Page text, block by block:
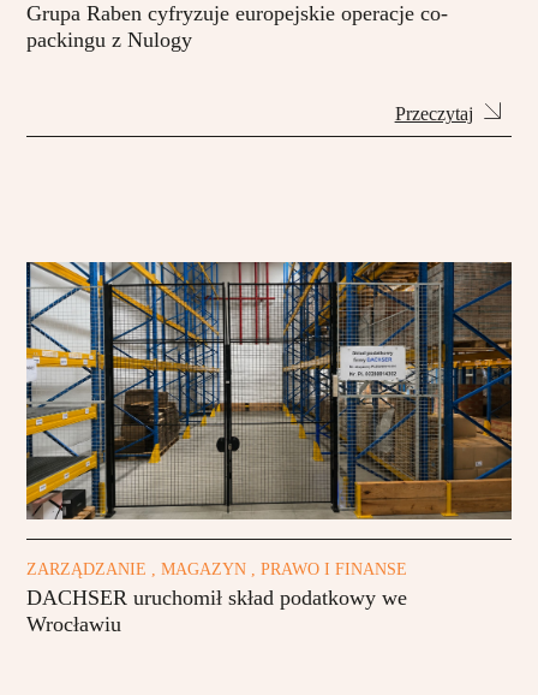
Grupa Raben cyfryzuje europejskie operacje co-
packingu z Nulogy
Przeczytaj
ZARZĄDZANIE , MAGAZYN , PRAWO I FINANSE
DACHSER uruchomił skład podatkowy we
Wrocławiu